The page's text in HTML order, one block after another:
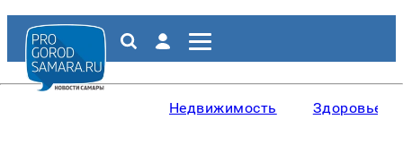
Недвижимость Здоровье